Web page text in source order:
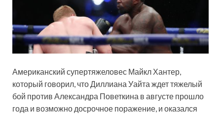
Американский супертяжеловес Майкл Хантер,
который говорил, что Диллиана Уайта ждет тяжелый
бой против Александра Поветкина в августе прошло
года и возможно досрочное поражение, и оказался